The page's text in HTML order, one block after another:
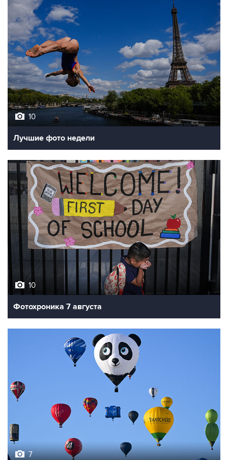
10
Лучшие фото недели
10
Фотохроника 7 августа
7